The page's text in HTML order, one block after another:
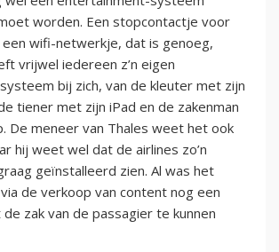
worden. Een stopcontactje voor
wifi-netwerkje, dat is genoeg,
vrijwel iedereen z’n eigen
bij zich, van de kleuter met zijn
tiener met zijn iPad en de zakenman
De meneer van Thales weet het ook
hij weet wel dat de airlines zo’n
geïnstalleerd zien. Al was het
de verkoop van content nog een
zak van de passagier te kunnen